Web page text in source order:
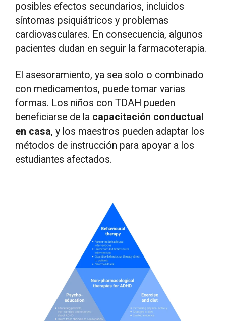
posibles efectos secundarios, incluidos
síntomas psiquiátricos y problemas
cardiovasculares. En consecuencia, algunos
pacientes dudan en seguir la farmacoterapia.
El asesoramiento, ya sea solo o combinado
con medicamentos, puede tomar varias
formas. Los niños con TDAH pueden
beneficiarse de la capacitación conductual
en casa, y los maestros pueden adaptar los
métodos de instrucción para apoyar a los
estudiantes afectados.